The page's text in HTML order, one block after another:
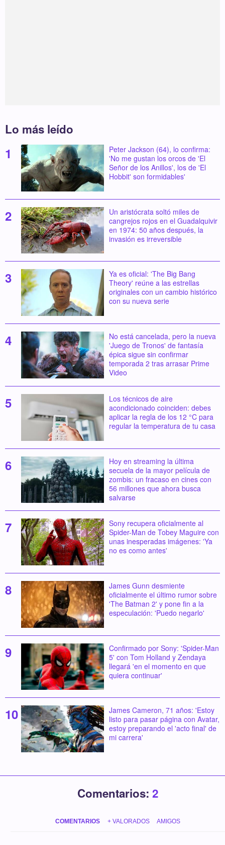
Lo más leído
Peter Jackson (64), lo confirma:
'No me gustan los orcos de 'El
Señor de los Anillos', los de 'El
Hobbit' son formidables'
Un aristócrata soltó miles de
cangrejos rojos en el Guadalquivir
en 1974: 50 años después, la
invasión es irreversible
Ya es oficial: 'The Big Bang
Theory' reúne a las estrellas
originales con un cambio histórico
con su nueva serie
No está cancelada, pero la nueva
'Juego de Tronos' de fantasía
épica sigue sin confirmar
temporada 2 tras arrasar Prime
Video
Los técnicos de aire
acondicionado coinciden: debes
aplicar la regla de los 12 °C para
regular la temperatura de tu casa
Hoy en streaming la última
secuela de la mayor película de
zombis: un fracaso en cines con
56 millones que ahora busca
salvarse
Sony recupera oficialmente al
Spider-Man de Tobey Maguire con
unas inesperadas imágenes: 'Ya
no es como antes'
James Gunn desmiente
oficialmente el último rumor sobre
'The Batman 2' y pone fin a la
especulación: 'Puedo negarlo'
Confirmado por Sony: 'Spider-Man
5' con Tom Holland y Zendaya
llegará 'en el momento en que
quiera continuar'
James Cameron, 71 años: 'Estoy
listo para pasar página con Avatar,
estoy preparando el 'acto final' de
mi carrera'
Comentarios: 2
COMENTARIOS + VALORADOS AMIGOS